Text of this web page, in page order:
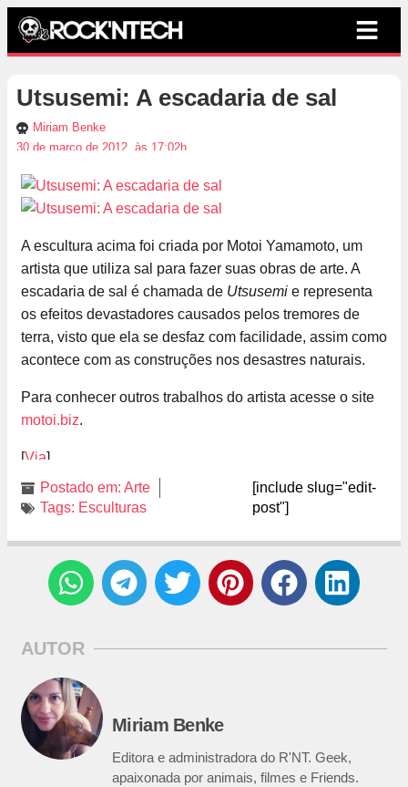
Utsusemi: A escadaria de sal
Miriam Benke
30 de março de 2012, às 17:02h
A escultura acima foi criada por Motoi Yamamoto, um
artista que utiliza sal para fazer suas obras de arte. A
escadaria de sal é chamada de Utsusemi e representa
os efeitos devastadores causados pelos tremores de
terra, visto que ela se desfaz com facilidade, assim como
acontece com as construções nos desastres naturais.
Para conhecer outros trabalhos do artista acesse o site
motoi.biz.
[Via]
Postado em: Arte
Tags: Esculturas
[include slug="edit-
post"]
AUTOR
Miriam Benke
Editora e administradora do R'NT. Geek,
apaixonada por animais, filmes e Friends.